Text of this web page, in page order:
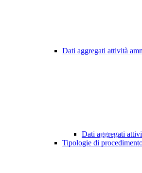
Dati aggregati attività
Dati aggregati
Tipologie di